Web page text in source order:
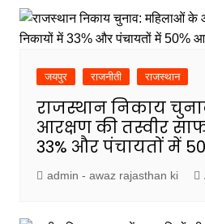
जयपुर राजनीती राजस्थान
राजस्थान निकाय
आरक्षण की तस्वीर
33% और पंचायतों में
admin - awaz rajasthan ki